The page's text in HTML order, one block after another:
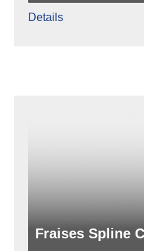
Details
Fraises Spline